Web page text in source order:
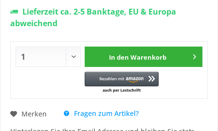
Lieferzeit ca. 2-5 Banktage, EU & Europa
abweichend
In den Warenkorb
Merken
Fragen zum Artikel?